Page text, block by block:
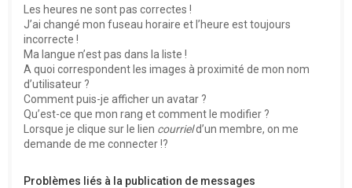
Les heures ne sont pas correctes !
J’ai changé mon fuseau horaire et l’heure est toujours
incorrecte !
Ma langue n’est pas dans la liste !
A quoi correspondent les images à proximité de mon nom
d’utilisateur ?
Comment puis-je afficher un avatar ?
Qu’est-ce que mon rang et comment le modifier ?
Lorsque je clique sur le lien courrield’un membre, on me
demande de me connecter !?
Problèmes liés à la publication de messages